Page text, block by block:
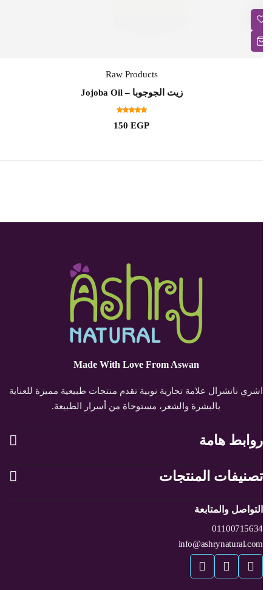
Raw Products
زيت الجوجوبا – Jojoba Oil
150EGP
Made With Love From Aswan
اشري ناتشرال علامة تجارية نوبية تقدم منتجات طبيعية مميزة للعناية
بالبشرة والشعر، مستوحاة من أسرار الطبيعة.
روابط هامة
تصنيفات المنتجات
التواصل والمتابعة
01100715634
info@ashrynatural.com